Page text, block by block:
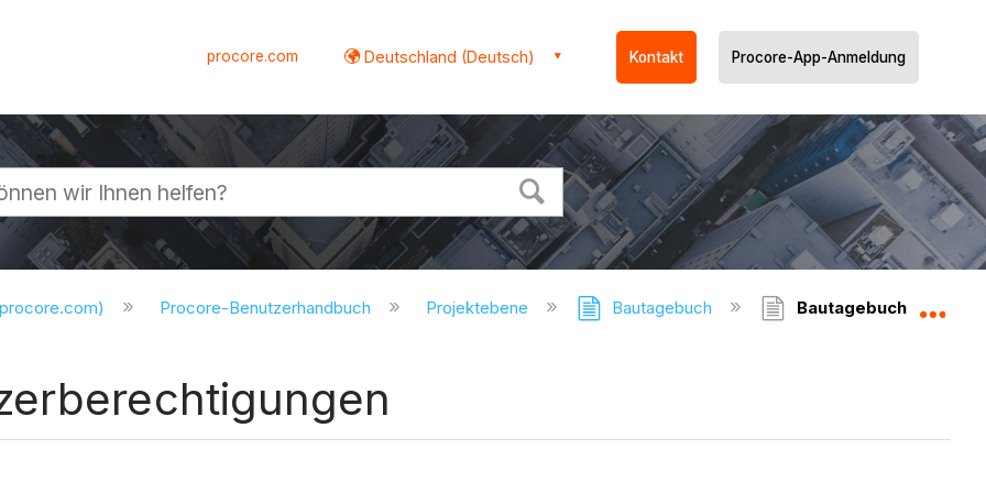
procore.com Deutschland (Deutsch) Kontakt Procore-App-Anmeldung
Procore-Benutzerhandbuch Projektebene Bautagebuch Bautagebuch -